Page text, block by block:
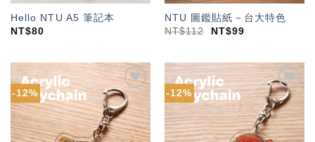
Hello NTU A5 筆記本
NT$80
NTU 圖鑑貼紙－台大特色
NT$112 NT$99
-12%
加入
「願
望輕
單」
-12%
加入
「願
望輕
單」